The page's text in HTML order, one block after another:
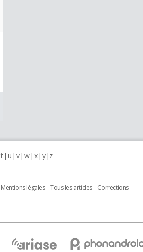
t u v w x y z
Mentions légales Tous les articles
Corrections